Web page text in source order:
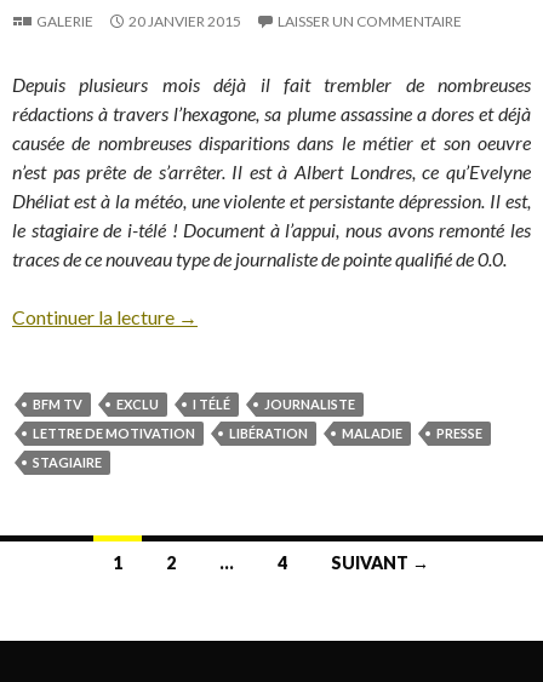
GALERIE 20 JANVIER 2015 LAISSER UN COMMENTAIRE
Depuis plusieurs mois déjà il fait trembler de nombreuses
rédactions à travers l’hexagone, sa plume assassine a dores et déjà
causée de nombreuses disparitions dans le métier et son oeuvre
n’est pas prête de s’arrêter. Il est à Albert Londres, ce qu’Evelyne
Dhéliat est à la météo, une violente et persistante dépression. Il est,
le stagiaire de i-télé ! Document à l’appui, nous avons remonté les
traces de ce nouveau type de journaliste de pointe qualifié de 0.0.
Continuer la lecture →
BFM TV EXCLU I TÉLÉ
JOURNALISTE
LETTRE DE MOTIVATION
LIBÉRATION MALADIE
PRESSE
STAGIAIRE
1 2 … 4 SUIVANT →